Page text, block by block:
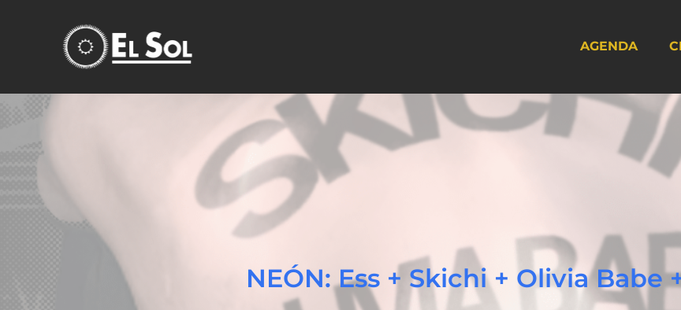
AGENDA
NEÓN: Ess + Skichi + Olivia Babe